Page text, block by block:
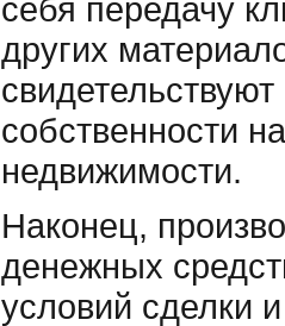
себя передачу
других
собственности
недвижимости.
Наконец,
денежных
условий сделки